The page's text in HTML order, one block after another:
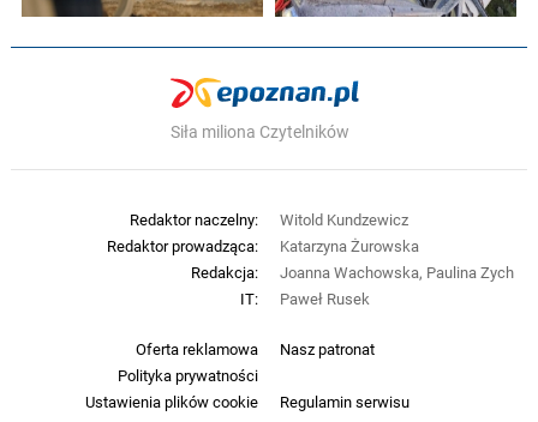
Siła miliona Czytelników
Oferta reklamowa
Nasz patronat
Polityka prywatności
Ustawienia plików cookie
Regulamin serwisu
Redaktor naczelny:
Witold Kundzewicz
Redaktor prowadząca:
Katarzyna Żurowska
Redakcja:
Joanna Wachowska, Paulina Zych
IT:
Paweł Rusek